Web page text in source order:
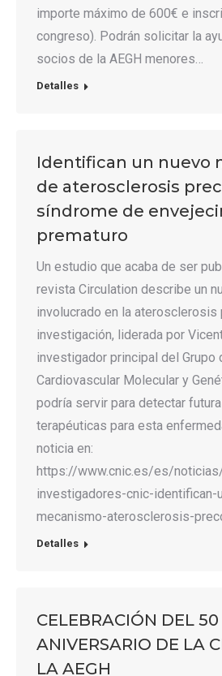
importe máximo de 600€ e
congreso). Podrán solicitar la
socios de la AEGH menores…
Detalles
Identifican un nuevo
de aterosclerosis
síndrome de
prematuro
Un estudio que acaba de ser
revista Circulation describe un
involucrado en la aterosclerosis
investigación, liderada por
investigador principal del
Cardiovascular Molecular y
podría servir para detectar
terapéuticas para esta
noticia en:
https://www.cnic.es/es/
investigadores-cnic-identifican-
mecanismo-aterosclerosis-
Detalles
CELEBRACIÓN DEL 50
ANIVERSARIO DE LA
LA AEGH